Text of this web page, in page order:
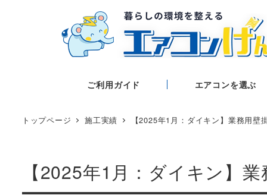
ご利用ガイド エアコンを選ぶ
トップページ 施工実績 【2025年1月：ダイキン】業務用
【2025年1月：ダイキン】